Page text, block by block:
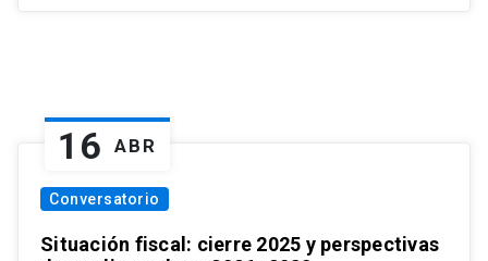
16 ABR
Conversatorio
Situación fiscal: cierre 2025 y perspectivas